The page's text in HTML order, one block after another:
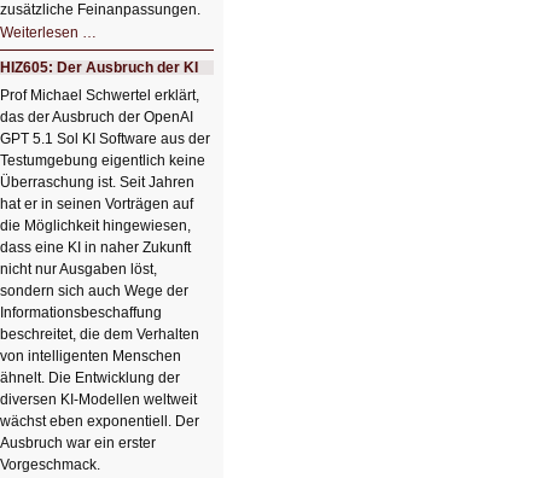
zusätzliche Feinanpassungen.
Weiterlesen …
Bildverschönerung
mit
einem
Klick
HIZ606:
Bildverschönerung
mit
einem
Klick
HIZ605: Der Ausbruch der KI
Prof Michael Schwertel erklärt,
das der Ausbruch der OpenAI
GPT 5.1 Sol KI Software aus der
Testumgebung eigentlich keine
Überraschung ist. Seit Jahren
hat er in seinen Vorträgen auf
die Möglichkeit hingewiesen,
dass eine KI in naher Zukunft
nicht nur Ausgaben löst,
sondern sich auch Wege der
Informationsbeschaffung
beschreitet, die dem Verhalten
von intelligenten Menschen
ähnelt. Die Entwicklung der
diversen KI-Modellen weltweit
wächst eben exponentiell. Der
Ausbruch war ein erster
Vorgeschmack.